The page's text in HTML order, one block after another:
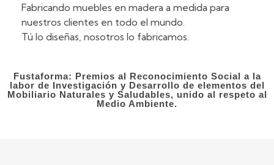
Fabricando muebles en madera a medida para
nuestros clientes en todo el mundo.
Tú lo diseñas, nosotros lo fabricamos.
Fustaforma: Premios al Reconocimiento Social a la
labor de Investigación y Desarrollo de elementos del
Mobiliario Naturales y Saludables, unido al respeto al
Medio Ambiente.